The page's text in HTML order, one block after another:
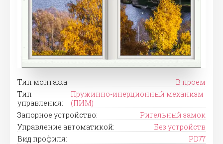
Тип монтажа:
В проем
Тип
управления:
Пружинно-инерционный механизм
(ПИМ)
Запорное устройство:
Ригельный замок
Управление автоматикой:
Без устройств
Вид профиля:
PD77